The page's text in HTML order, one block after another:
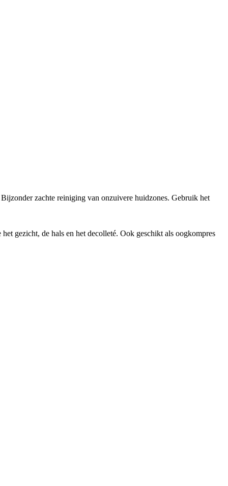
zachte reiniging van onzuivere huidzones. Gebruik het
gezicht, de hals en het decolleté. Ook geschikt als oogkompres